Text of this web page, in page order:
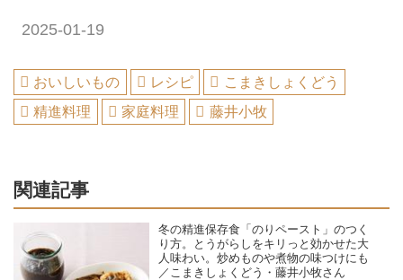
2025-01-19
おいしいもの レシピ
こまきしょくどう
精進料理
家庭料理 藤井小牧
関連記事
冬の精進保存食「のりペースト」のつく
り方。とうがらしをキリっと効かせた大
人味わい。炒めものや煮物の味つけにも
／こまきしょくどう・藤井小牧さん